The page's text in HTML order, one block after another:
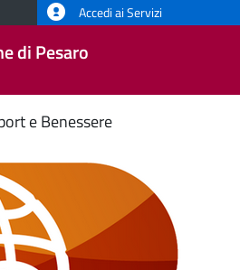
Accedi ai Servizi
di Pesaro
e Benessere